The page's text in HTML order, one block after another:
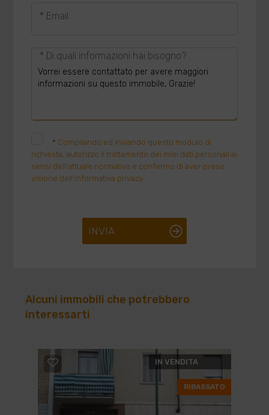
* Email
* Di quali informazioni hai bisogno?
* Compilando ed inviando questo modulo di
richiesta, autorizzo il trattamento dei miei dati personali ai
sensi dell'attuale normativa e confermo di aver preso
visione dell'informativa privacy.
INVIA
Alcuni immobili che potrebbero
interessarti
IN VENDITA
RIBASSATO